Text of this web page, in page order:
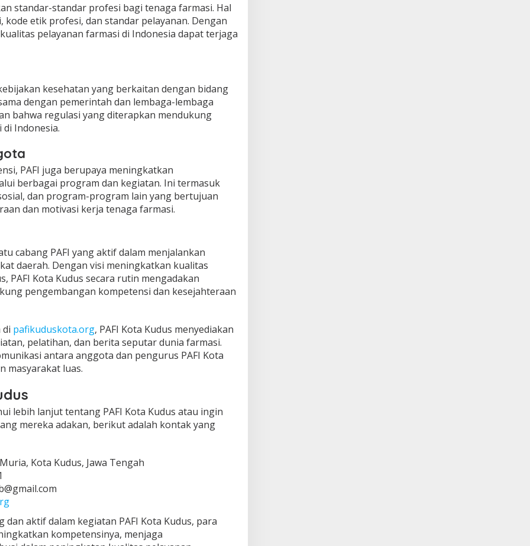
standar-standar profesi bagi tenaga farmasi. Hal
etik profesi, dan standar pelayanan. Dengan
pelayanan farmasi di Indonesia dapat terjaga
kesehatan yang berkaitan dengan bidang
dengan pemerintah dan lembaga-lembaga
bahwa regulasi yang diterapkan mendukung
Indonesia.
PAFI juga berupaya meningkatkan
berbagai program dan kegiatan. Ini termasuk
dan program-program lain yang bertujuan
dan motivasi kerja tenaga farmasi.
cabang PAFI yang aktif dalam menjalankan
daerah. Dengan visi meningkatkan kualitas
PAFI Kota Kudus secara rutin mengadakan
pengembangan kompetensi dan kesejahteraan
di pafikuduskota.org, PAFI Kota Kudus menyediakan
pelatihan, dan berita seputar dunia farmasi.
antara anggota dan pengurus PAFI Kota
masyarakat luas.
lebih lanjut tentang PAFI Kota Kudus atau ingin
mereka adakan, berikut adalah kontak yang
Kota Kudus, Jawa Tengah
aktif dalam kegiatan PAFI Kota Kudus, para
kompetensinya, menjaga